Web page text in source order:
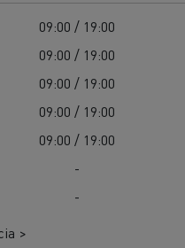
09:00 / 19:00
09:00 / 19:00
09:00 / 19:00
09:00 / 19:00
09:00 / 19:00
-
-
>